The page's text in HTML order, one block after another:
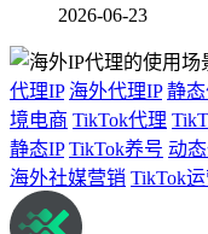
2026-06-23
代理IP 海外代理IP 静
境电商 TikTok代理
静态IP TikTok养号 动
海外社媒营销 TikTok